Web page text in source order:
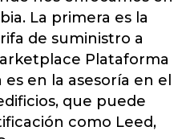
La primera es la
de suministro a
Plataforma
en la asesoría en el
que puede
como Leed,